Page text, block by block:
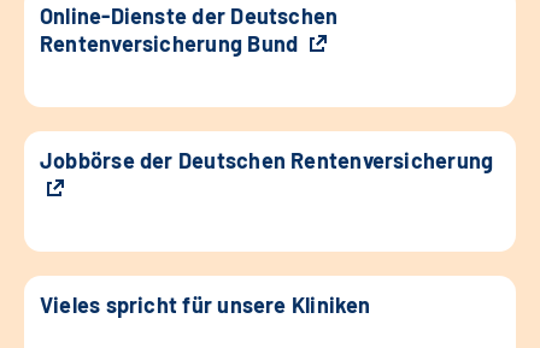
Online-Dienste der Deutschen
Rentenversicherung Bund
Jobbörse der Deutschen Rentenversicherung
Vieles spricht für unsere Kliniken